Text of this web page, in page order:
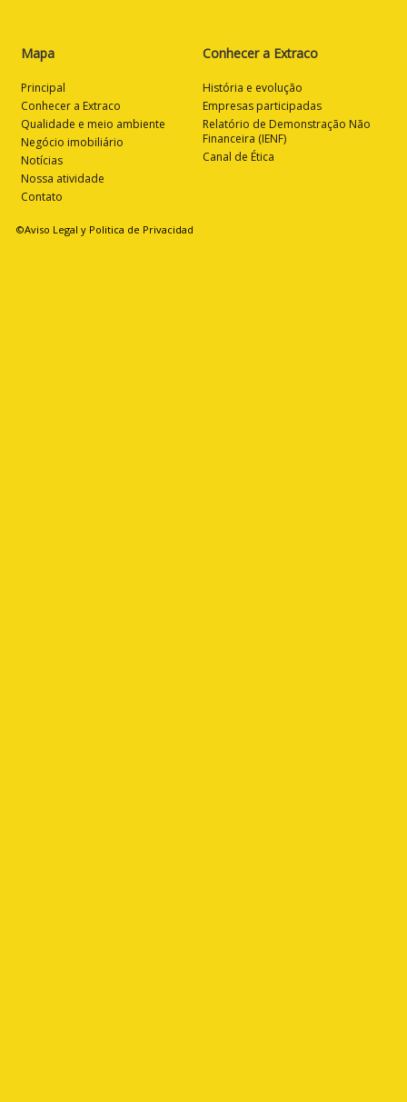
Mapa
Principal
Conhecer a Extraco
Qualidade e meio ambiente
Negócio imobiliário
Notícias
Nossa atividade
Contato
Conhecer a Extraco
História e evolução
Empresas participadas
Relatório de Demonstração Não
Financeira (IENF)
Canal de Ética
©Aviso Legal y Politica de Privacidad